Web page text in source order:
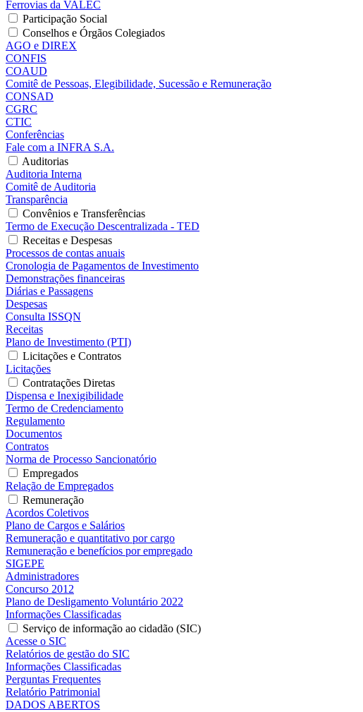
Ferrovias da VALEC
Participação Social
Conselhos e Órgãos Colegiados
AGO e DIREX
CONFIS
COAUD
Comitê de Pessoas, Elegibilidade, Sucessão e Remuneração
CONSAD
CGRC
CTIC
Conferências
Fale com a INFRA S.A.
Auditorias
Auditoria Interna
Comitê de Auditoria
Transparência
Convênios e Transferências
Termo de Execução Descentralizada - TED
Receitas e Despesas
Processos de contas anuais
Cronologia de Pagamentos de Investimento
Demonstrações financeiras
Diárias e Passagens
Despesas
Consulta ISSQN
Receitas
Plano de Investimento (PTI)
Licitações e Contratos
Licitações
Contratações Diretas
Dispensa e Inexigibilidade
Termo de Credenciamento
Regulamento
Documentos
Contratos
Norma de Processo Sancionatório
Empregados
Relação de Empregados
Remuneração
Acordos Coletivos
Plano de Cargos e Salários
Remuneração e quantitativo por cargo
Remuneração e benefícios por empregado
SIGEPE
Administradores
Concurso 2012
Plano de Desligamento Voluntário 2022
Informações Classificadas
Serviço de informação ao cidadão (SIC)
Acesse o SIC
Relatórios de gestão do SIC
Informações Classificadas
Perguntas Frequentes
Relatório Patrimonial
DADOS ABERTOS